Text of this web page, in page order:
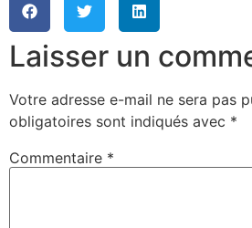
Laisser un
Votre adresse e-mail ne sera pas
obligatoires sont indiqués avec *
Commentaire *